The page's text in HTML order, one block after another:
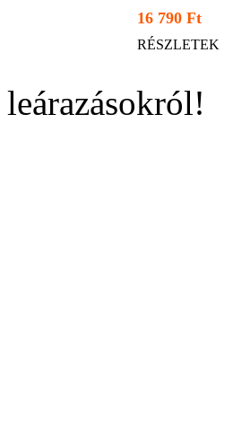
16 790 Ft
RÉSZLETEK
leárazásokról!